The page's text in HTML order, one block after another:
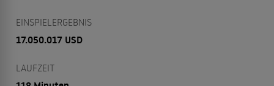
EINSPIELERGEBNIS
17.050.017 USD
LAUFZEIT